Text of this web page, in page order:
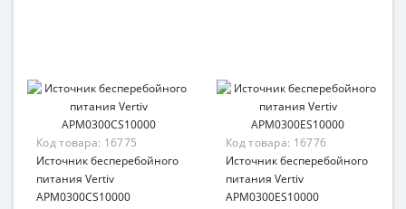
Код товара: 16775
Источник бесперебойного
питания Vertiv
APM0300CS10000
Код товара: 16776
Источник бесперебойного
питания Vertiv
APM0300ES10000